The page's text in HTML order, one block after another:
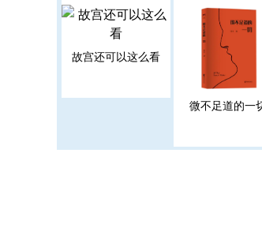
故宫还可以这么看
微不足道的一